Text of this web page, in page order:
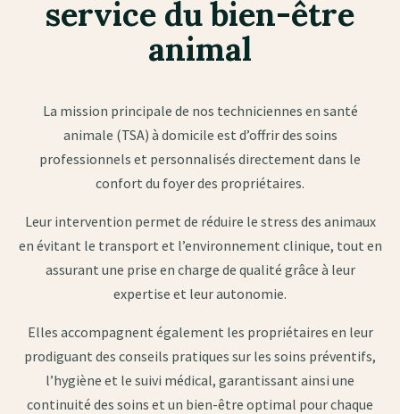
service du bien-être
animal
La mission principale de nos techniciennes en santé
animale (TSA) à domicile est d’offrir des soins
professionnels et personnalisés directement dans le
confort du foyer des propriétaires.
Leur intervention permet de réduire le stress des animaux
en évitant le transport et l’environnement clinique, tout en
assurant une prise en charge de qualité grâce à leur
expertise et leur autonomie.
Elles accompagnent également les propriétaires en leur
prodiguant des conseils pratiques sur les soins préventifs,
l’hygiène et le suivi médical, garantissant ainsi une
continuité des soins et un bien-être optimal pour chaque